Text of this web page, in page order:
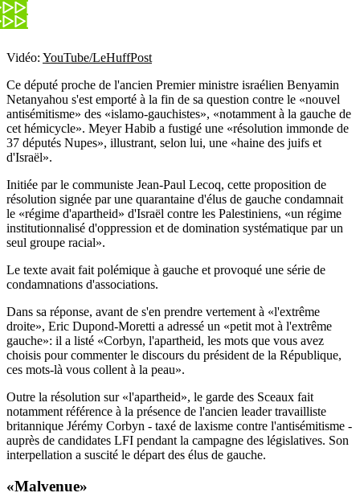
Vidéo: YouTube/LeHuffPost
Ce député proche de l'ancien Premier ministre israélien Benyamin
Netanyahou s'est emporté à la fin de sa question contre le «nouvel
antisémitisme» des «islamo-gauchistes», «notamment à la gauche de
cet hémicycle». Meyer Habib a fustigé une «résolution immonde de
37 députés Nupes», illustrant, selon lui, une «haine des juifs et
d'Israël».
Initiée par le communiste Jean-Paul Lecoq, cette proposition de
résolution signée par une quarantaine d'élus de gauche condamnait
le «régime d'apartheid» d'Israël contre les Palestiniens, «un régime
institutionnalisé d'oppression et de domination systématique par un
seul groupe racial».
Le texte avait fait polémique à gauche et provoqué une série de
condamnations d'associations.
Dans sa réponse, avant de s'en prendre vertement à «l'extrême
droite», Eric Dupond-Moretti a adressé un «petit mot à l'extrême
gauche»: il a listé «Corbyn, l'apartheid, les mots que vous avez
choisis pour commenter le discours du président de la République,
ces mots-là vous collent à la peau».
Outre la résolution sur «l'apartheid», le garde des Sceaux fait
notamment référence à la présence de l'ancien leader travailliste
britannique Jérémy Corbyn - taxé de laxisme contre l'antisémitisme -
auprès de candidates LFI pendant la campagne des législatives. Son
interpellation a suscité le départ des élus de gauche.
«Malvenue»